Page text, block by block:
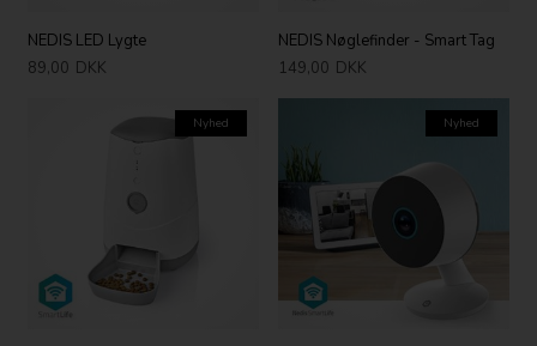
NEDIS LED Lygte
89,00 DKK
NEDIS Nøglefinder - Smart Tag
149,00 DKK
Nyhed Nyhed